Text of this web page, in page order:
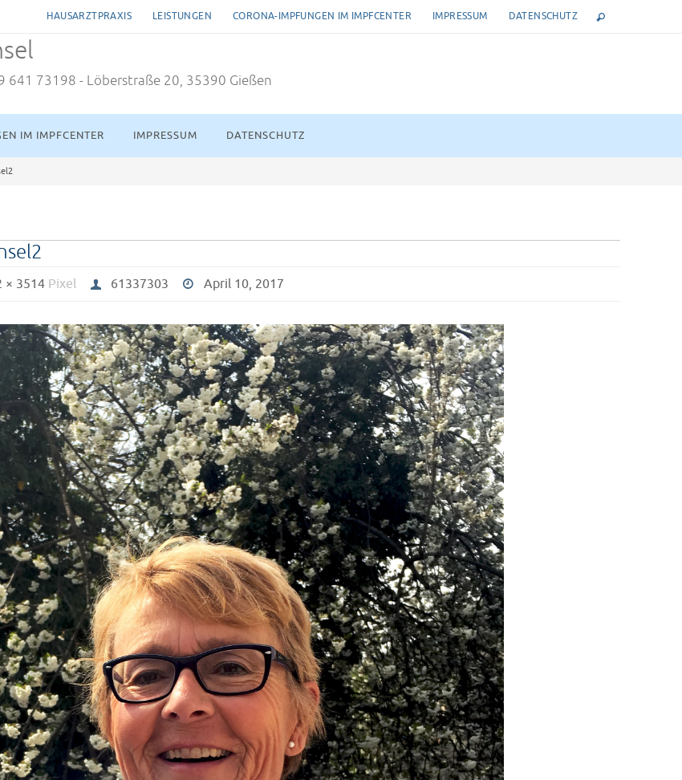
HAUSARZTPRAXIS LEISTUNGEN CORONA-IMPFUNGEN IM IMPFCENTER IMPRESSUM DATENSCHUTZ
641 73198 - Löberstraße 20, 35390 Gießen
IM IMPFCENTER IMPRESSUM DATENSCHUTZ
× 3514 Pixel 61337303 April 10, 2017